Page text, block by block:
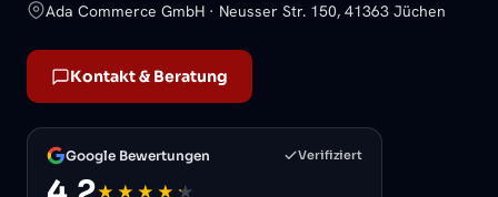
Ada Commerce GmbH · Neusser Str. 150, 41363 Jüchen
Kontakt & Beratung
Google Bewertungen Verifiziert